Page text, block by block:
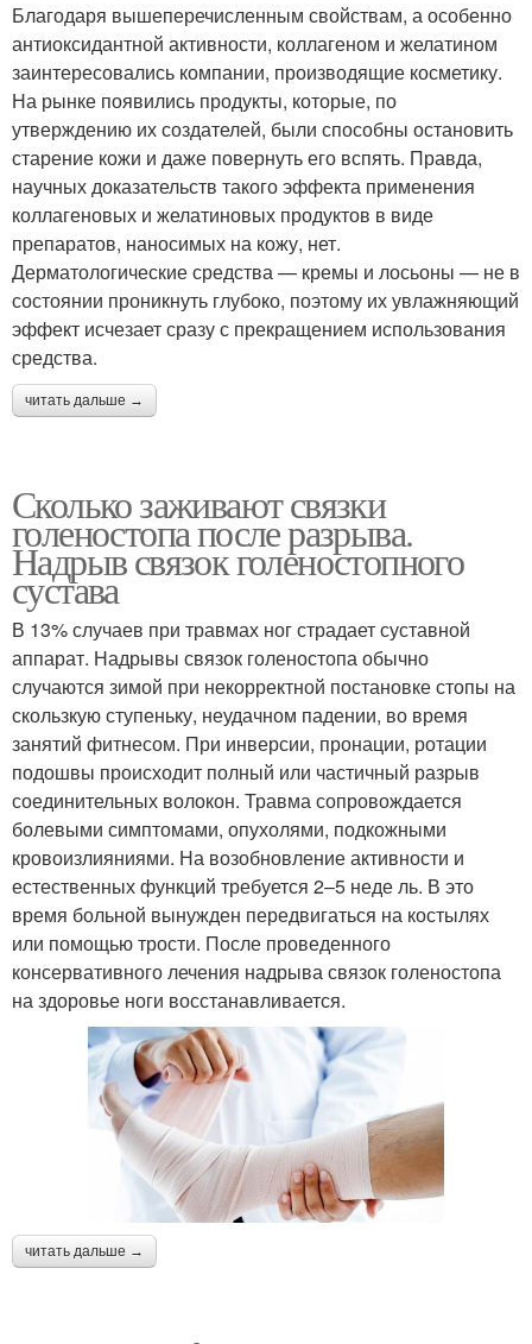
Благодаря вышеперечисленным свойствам, а особенно
антиоксидантной активности, коллагеном и желатином
заинтересовались компании, производящие косметику.
На рынке появились продукты, которые, по
утверждению их создателей, были способны остановить
старение кожи и даже повернуть его вспять. Правда,
научных доказательств такого эффекта применения
коллагеновых и желатиновых продуктов в виде
препаратов, наносимых на кожу, нет.
Дерматологические средства — кремы и лосьоны — не в
состоянии проникнуть глубоко, поэтому их увлажняющий
эффект исчезает сразу с прекращением использования
средства.
читать дальше →
Сколько заживают связки
голеностопа после разрыва.
Надрыв связок голеностопного
сустава
В 13% случаев при травмах ног страдает суставной
аппарат. Надрывы связок голеностопа обычно
случаются зимой при некорректной постановке стопы на
скользкую ступеньку, неудачном падении, во время
занятий фитнесом. При инверсии, пронации, ротации
подошвы происходит полный или частичный разрыв
соединительных волокон. Травма сопровождается
болевыми симптомами, опухолями, подкожными
кровоизлияниями. На возобновление активности и
естественных функций требуется 2–5 неде ль. В это
время больной вынужден передвигаться на костылях
или помощью трости. После проведенного
консервативного лечения надрыва связок голеностопа
на здоровье ноги восстанавливается.
читать дальше →